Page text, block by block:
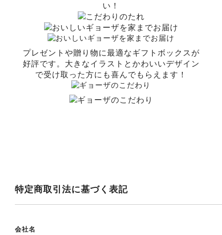
い！
プレゼントや贈り物に最適なギフトボックスが
好評です。大きなイラストとかわいいデザイン
で受け取った方にも喜んでもらえます！
特定商取引法に基づく表記
会社名